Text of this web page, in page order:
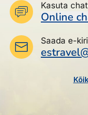
Kasuta
Online
Saada e-kiri